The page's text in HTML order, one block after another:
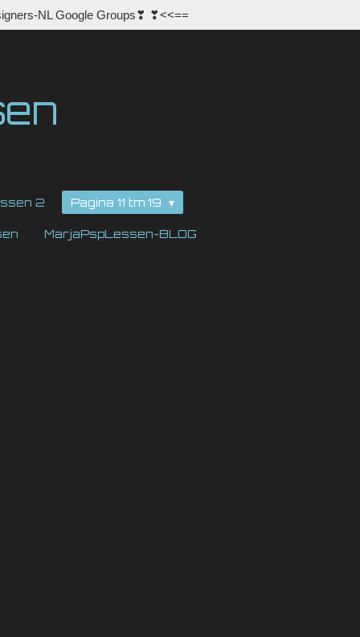
NL Google Groups❣ ❣<<==
2 Pagina 11 tm 19
MarjaPspLessen-BLOG